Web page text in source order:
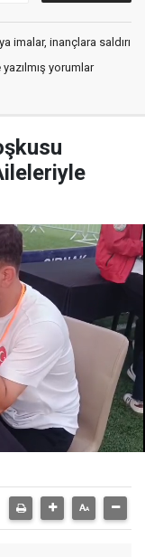
imalar, inançlara saldırı
yorumlar